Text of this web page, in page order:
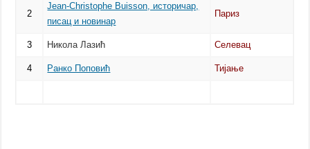
2
Јean-Christophe Buisson, историчар,
писац и новинар
Париз
3 Никола Лазић Селевац
4 Ранко Поповић Тијање